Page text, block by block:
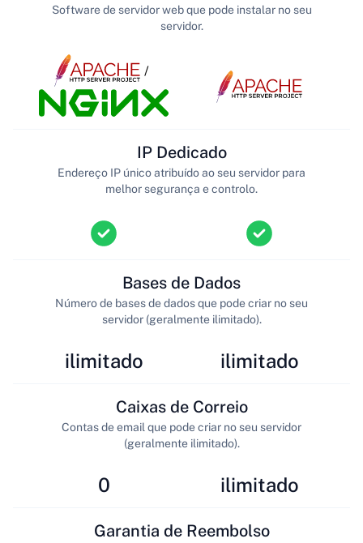
/
Software de servidor web que pode instalar no seu
servidor.
IP Dedicado
Endereço IP único atribuído ao seu servidor para
melhor segurança e controlo.
ilimitado
Bases de Dados
Número de bases de dados que pode criar no seu
servidor (geralmente ilimitado).
ilimitado
0
Caixas de Correio
Contas de email que pode criar no seu servidor
(geralmente ilimitado).
ilimitado
Garantia de Reembolso